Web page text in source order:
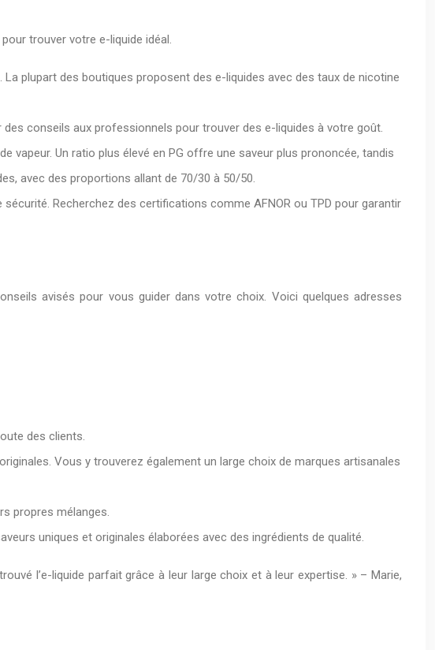
trouver votre e-liquide idéal.
plupart des boutiques proposent des e-liquides avec des taux de nicotine
conseils aux professionnels pour trouver des e-liquides à votre goût.
vapeur. Un ratio plus élevé en PG offre une saveur plus prononcée, tandis
avec des proportions allant de 70/30 à 50/50.
Recherchez des certifications comme AFNOR ou TPD pour garantir
avisés pour vous guider dans votre choix. Voici quelques adresses
des clients.
Vous y trouverez également un large choix de marques artisanales
propres mélanges.
uniques et originales élaborées avec des ingrédients de qualité.
l’e-liquide parfait grâce à leur large choix et à leur expertise. » – Marie,